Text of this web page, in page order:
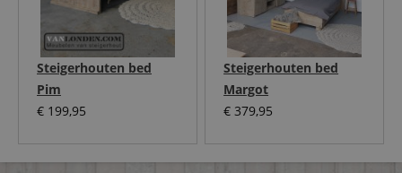
Steigerhouten bed
Margot
€ 379,95
Steigerhouten bed
Pim
€ 199,95